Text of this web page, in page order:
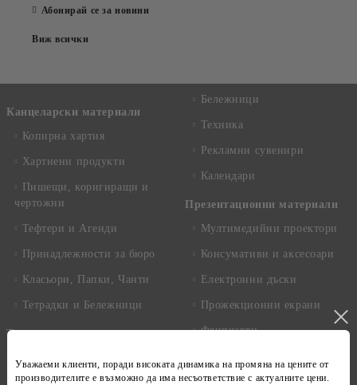
Абонирай се за новини
Виж всички
Канцеларски материали
Копирна хартия
Хартиени продукти
Пишещи, коригиращи и
чертожни
Тефтери и Агенди
Принадлежности за бюро
Класьори, Папки, Чанти
Тетрадки и Бележници
Техника
Настолни и преносими
компютри
Бележници
Техника
Рекламни сувенири
Календари
Презентационни материали
Мултимедийни проектори
Консумативи и аксесоари
Електронни дъски
Прожекционни екрани
Флипчарти
Магнитни бели дъски
Уважаеми клиенти, поради високата динамика на промяна на цените от
производителите е възможно да има несъответствие с актуалните цени.